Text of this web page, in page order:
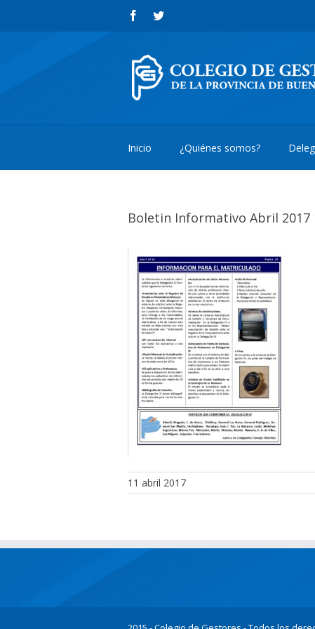
Inicio ¿Quiénes somos?
Boletin Informativo Abril 2017
11 abril 2017